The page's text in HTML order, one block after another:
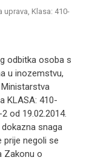
uprava, Klasa: 410-
odbitka osoba s
u inozemstvu,
KLASA: 410-
od 19.02.2014.
snaga
prije negoli se
Zakonu o